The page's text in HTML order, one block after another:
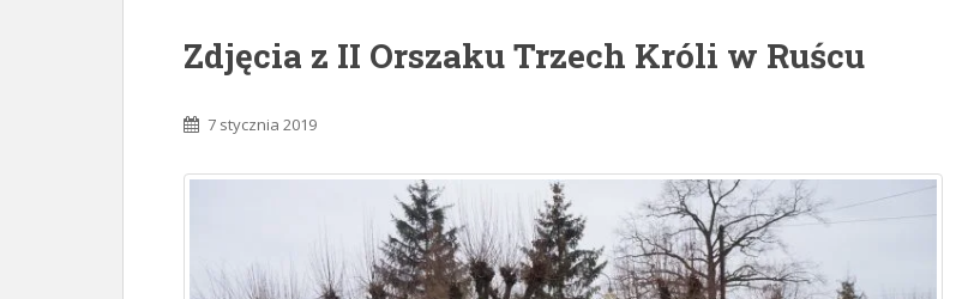
Zdjęcia z II Orszaku Trzech Króli w Ruścu
7 stycznia 2019